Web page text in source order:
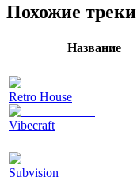
Похожие треки
Название
Retro House
Vibecraft
Subvision